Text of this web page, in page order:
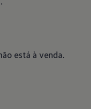
está à venda.